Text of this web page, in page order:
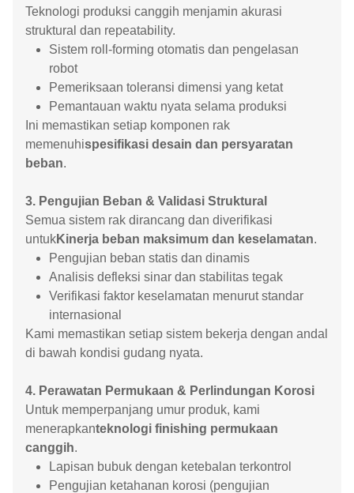
Teknologi produksi canggih menjamin akurasi
struktural dan repeatability.
Sistem roll-forming otomatis dan pengelasan
robot
Pemeriksaan toleransi dimensi yang ketat
Pemantauan waktu nyata selama produksi
Ini memastikan setiap komponen rak
memenuhispesifikasi desain dan persyaratan
beban.
3. Pengujian Beban & Validasi Struktural
Semua sistem rak dirancang dan diverifikasi
untukKinerja beban maksimum dan keselamatan.
Pengujian beban statis dan dinamis
Analisis defleksi sinar dan stabilitas tegak
Verifikasi faktor keselamatan menurut standar
internasional
Kami memastikan setiap sistem bekerja dengan andal
di bawah kondisi gudang nyata.
4. Perawatan Permukaan & Perlindungan Korosi
Untuk memperpanjang umur produk, kami
menerapkanteknologi finishing permukaan
canggih.
Lapisan bubuk dengan ketebalan terkontrol
Pengujian ketahanan korosi (pengujian